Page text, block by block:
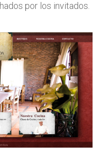
por los invitados.